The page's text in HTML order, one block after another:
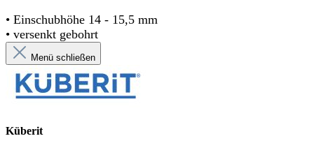
• Einschubhöhe 14 - 15,5 mm
• versenkt gebohrt
Menü schließen
Küberit